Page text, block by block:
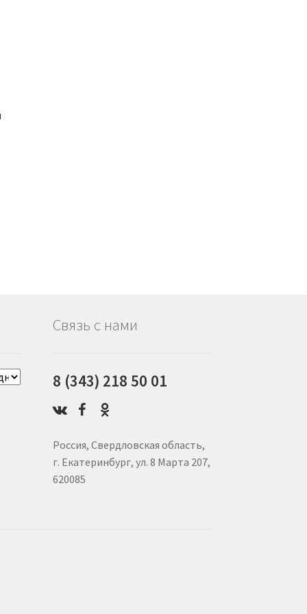
Связь с нами
8 (343) 218 50 01
Россия, Свердловская область,
г. Екатеринбург, ул. 8 Марта 207,
620085